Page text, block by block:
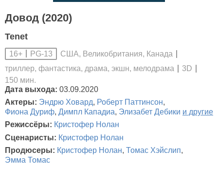
Довод (2020)
Tenet
16+ PG-13
США, Великобритания, Канада
триллер, фантастика, драма, экшн, мелодрама
3D
150 мин.
Дата выхода: 03.09.2020
Актеры: Эндрю Ховард, Роберт Паттинсон,
Фиона Дуриф, Димпл Кападиа, Элизабет Дебики и другие
Режиссёры: Кристофер Нолан
Сценаристы: Кристофер Нолан
Продюсеры: Кристофер Нолан, Томас Хэйслип,
Эмма Томас